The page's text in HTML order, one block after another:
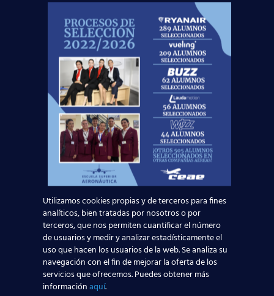
seguridad llegaremos a las verdaderas
aerociudades, con amplios y altos edificios,
piscinas, playas e incluso tiendas interactivas
donde poder comprar con una simple orden
verbal o un movimiento de mano. En el avión, el
vuelo será personalizado, con asientos que se
adaptan al cuerpo de cada persona y hologramas
con los que poder hablar con familiares o amigos
en 3D. El portalCapital.es
nos ofrece más
información sobre este estudio. ¿Y a quién no le
gustaría trabajar en un lugar así? Si quieres
empezar ya e ir viendo la progresión en los
aeropuertos, te dejamos un enlace con nuestros
auxiliar de vuelo
agente de
handling aeroportuario.
Noticias Relacionadas
3 agosto, 2026
Los aeropuertos del Grupo Aena
rozan los 37 millones de pasajeros
Utilizamos cookies propias y de terceros para fines
analíticos, bien tratadas por nosotros o por
terceros, que nos permiten cuantificar el número
de usuarios y medir y analizar estadísticamente el
uso que hacen los usuarios de la web. Se analiza su
navegación con el fin de mejorar la oferta de los
servicios que ofrecemos. Puedes obtener más
informaciónaquí.